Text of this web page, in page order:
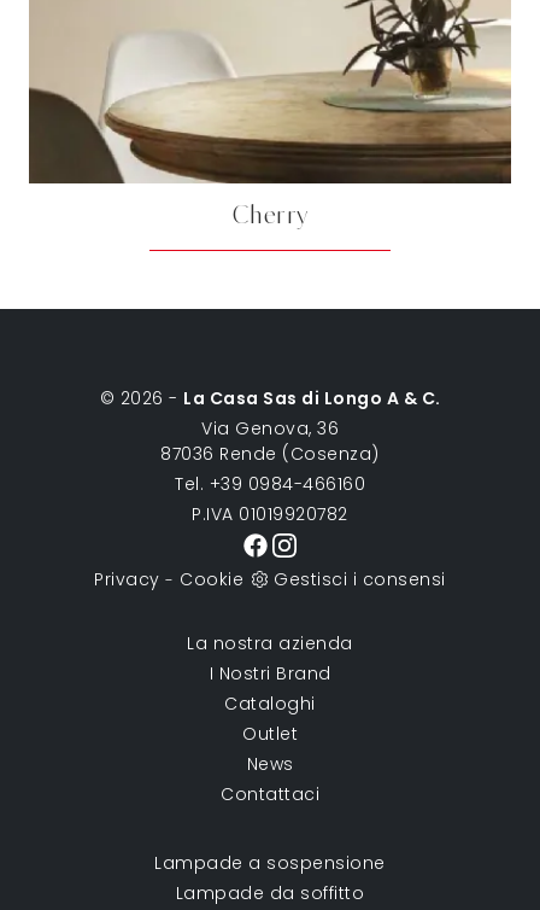
Cherry
© 2026 - La Casa Sas di Longo A & C.
Via Genova, 36
87036 Rende (Cosenza)
Tel. +39 0984-466160
P.IVA 01019920782
Privacy - Cookie Gestisci i consensi
La nostra azienda
I Nostri Brand
Cataloghi
Outlet
News
Contattaci
Lampade a sospensione
Lampade da soffitto